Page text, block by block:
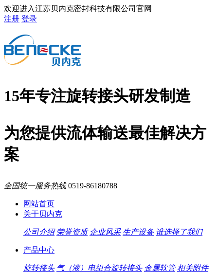
欢迎进入江苏贝内克密封科技有限公司官网
注册 登录
15年专注旋转接头研发制造
为您提供流体输送最佳解决方
案
全国统一服务热线0519-86180788
网站首页
关于贝内克
公司介绍 荣誉资质 企业风采 生产设备 谁选择了我们
产品中心
旋转接头 气（液）电组合旋转接头 金属软管 相关附件